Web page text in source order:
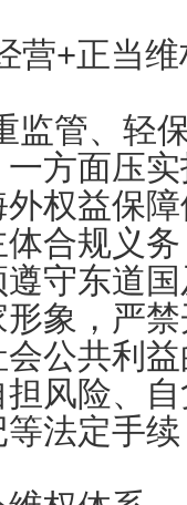
营+正当
监管、轻
方面压
权益保
合规义务
守东道
象，严
公共利
风险、
法定手